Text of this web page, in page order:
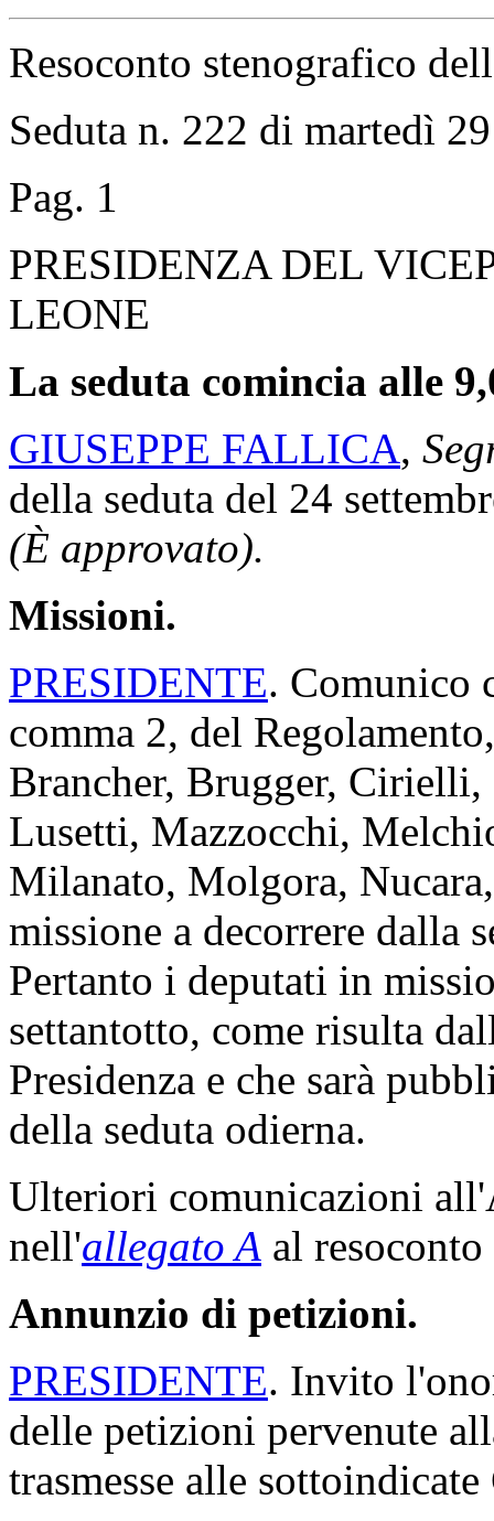
Resoconto stenografico
Seduta n. 222 di martedì
Pag. 1
PRESIDENZA DEL
LEONE
La seduta comincia alle
GIUSEPPE FALLICA,
della seduta del 24
(È approvato).
Missioni.
PRESIDENTE. Comunico
comma 2, del
Brancher, Brugger,
Lusetti, Mazzocchi,
Milanato, Molgora,
missione a decorrere dalla
Pertanto i deputati in
settantotto, come risulta
Presidenza e che sarà
della seduta odierna.
Ulteriori comunicazioni
nell'allegato A al
Annunzio di petizioni.
PRESIDENTE. Invito
delle petizioni pervenute
trasmesse alle